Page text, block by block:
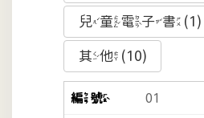
兒童電子書(1)
其他(10)
01